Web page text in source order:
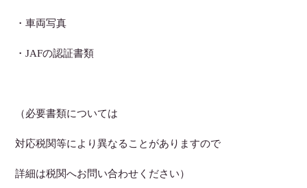
・車両写真
・JAFの認証書類
（必要書類については
対応税関等により異なることがありますので
詳細は税関へお問い合わせください）